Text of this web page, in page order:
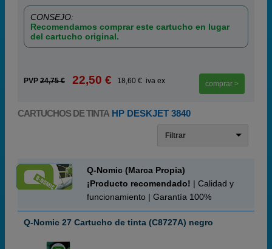
CONSEJO:
Recomendamos comprar este cartucho en lugar
del cartucho original.
PVP 24,75 € 22,50 € 18,60 € iva ex comprar >
CARTUCHOS DE TINTA HP DESKJET 3840
Filtrar
Q-Nomic (Marca Propia)
¡Producto recomendado! | Calidad y
funcionamiento | Garantía 100%
Q-Nomic 27 Cartucho de tinta (C8727A) negro